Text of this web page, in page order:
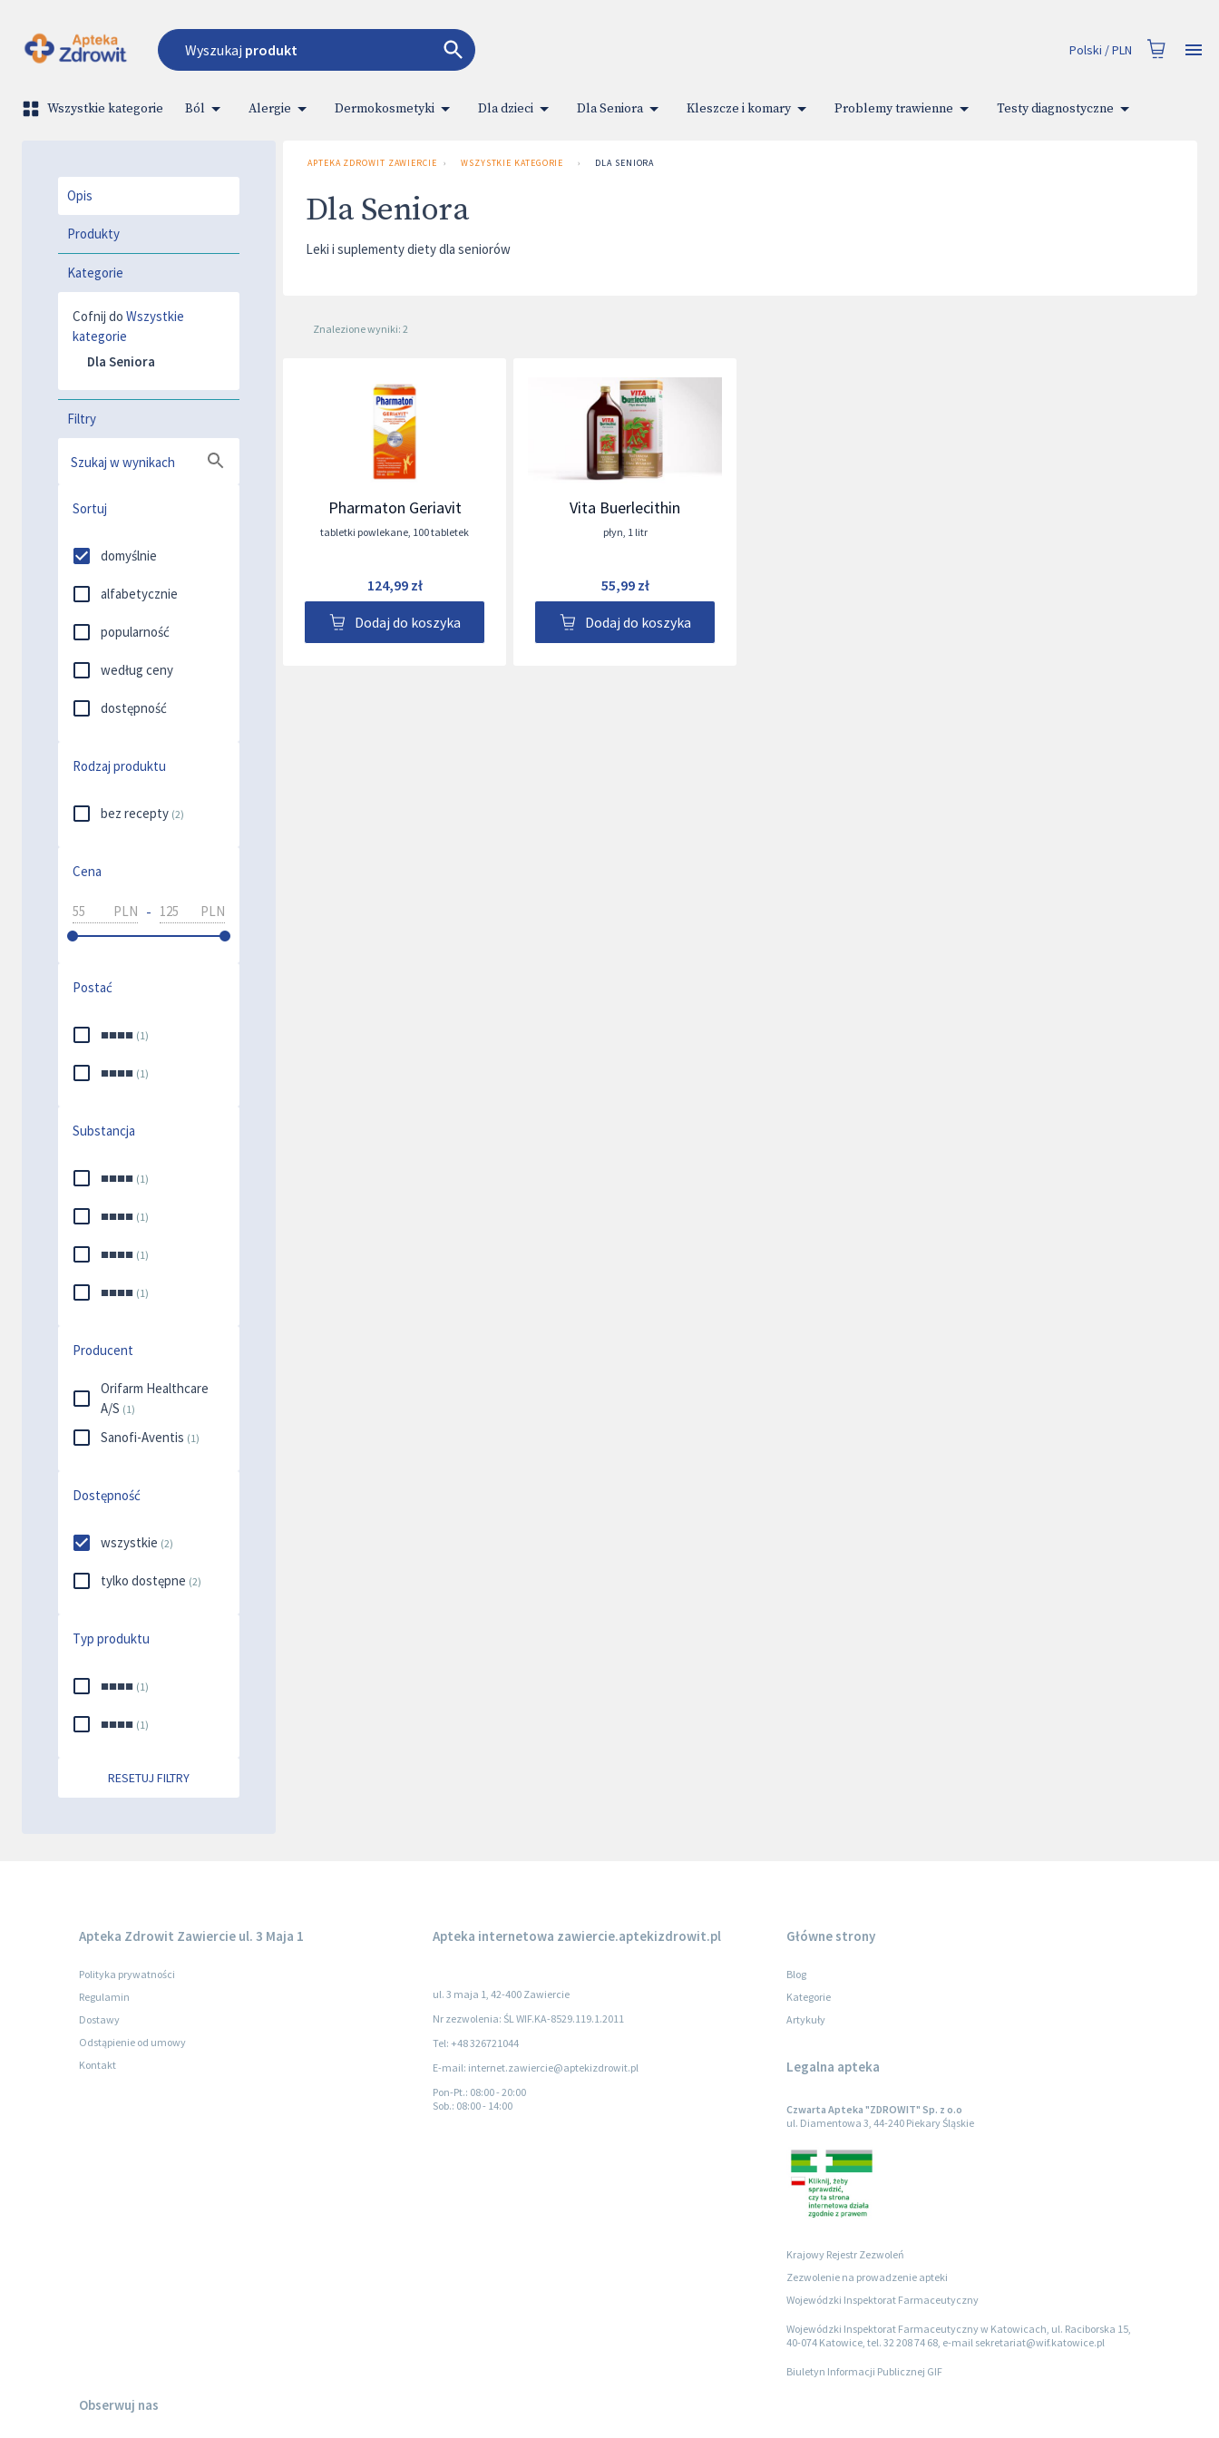
Wyszukaj produkt Polski /PLN
Wszystkie kategorie Ból Alergie Dermokosmetyki Dla dzieci Dla Seniora Kleszcze i komary Problemy trawienne Testy diagnostyczne
Opis
Produkty
Kategorie
Cofnij do Wszystkie
kategorie
Dla Seniora
Filtry
Szukaj w wynikach
Sortuj
domyślnie
alfabetycznie
popularność
według ceny
dostępność
Rodzaj produktu
bez recepty (2)
Cena
PLN - PLN
Postać
■■■■ (1)
■■■■ (1)
Substancja
■■■■ (1)
■■■■ (1)
■■■■ (1)
■■■■ (1)
Producent
Orifarm Healthcare
A/S (1)
Sanofi-Aventis (1)
Dostępność
wszystkie (2)
tylko dostępne (2)
Typ produktu
■■■■ (1)
■■■■ (1)
RESETUJ FILTRY
APTEKA ZDROWIT ZAWIERCIE UL. 3 MAJA 1
› WSZYSTKIE KATEGORIE › DLA SENIORA
Dla Seniora
Leki i suplementy diety dla seniorów
Znalezione wyniki: 2
Pharmaton Geriavit
tabletki powlekane, 100 tabletek
124,99 zł
Dodaj do koszyka
Vita Buerlecithin
płyn, 1 litr
55,99 zł
Dodaj do koszyka
Apteka Zdrowit Zawiercie ul. 3 Maja 1
Polityka prywatności
Regulamin
Dostawy
Odstąpienie od umowy
Kontakt
Apteka internetowa zawiercie.aptekizdrowit.pl
ul. 3 maja 1, 42-400 Zawiercie
Nr zezwolenia: ŚL WIF.KA-8529.119.1.2011
Tel: +48 326721044
E-mail: internet.zawiercie@aptekizdrowit.pl
Pon-Pt.: 08:00 - 20:00
Sob.: 08:00 - 14:00
Główne strony
Blog
Kategorie
Artykuły
Legalna apteka
Czwarta Apteka "ZDROWIT" Sp. z o.o
ul. Diamentowa 3, 44-240 Piekary Śląskie
Krajowy Rejestr Zezwoleń
Zezwolenie na prowadzenie apteki
Wojewódzki Inspektorat Farmaceutyczny
Wojewódzki Inspektorat Farmaceutyczny w Katowicach, ul. Raciborska 15,
40-074 Katowice, tel. 32 208 74 68, e-mail sekretariat@wif.katowice.pl
Biuletyn Informacji Publicznej GIF
Obserwuj nas